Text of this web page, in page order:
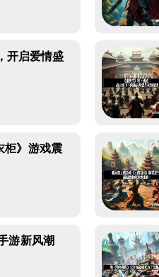
开启爱情盛
柜》游戏震
游新风潮